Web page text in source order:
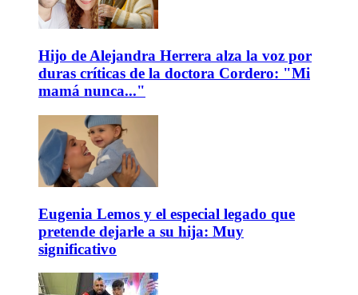
Hijo de Alejandra Herrera alza la voz por
duras críticas de la doctora Cordero: "Mi
mamá nunca..."
Eugenia Lemos y el especial legado que
pretende dejarle a su hija: Muy
significativo